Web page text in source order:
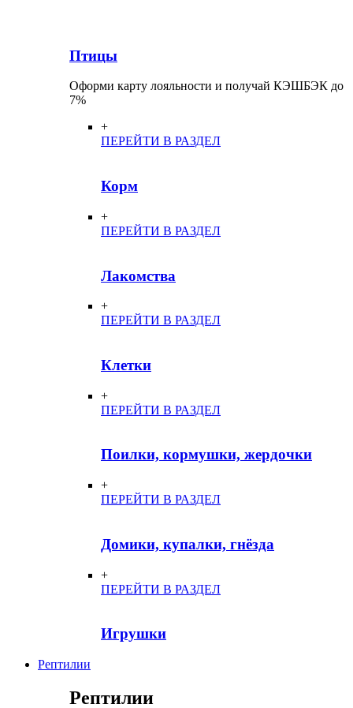
Птицы
Оформи карту лояльности и получай КЭШБЭК до
7%
+
ПЕРЕЙТИ В РАЗДЕЛ
Корм
+
ПЕРЕЙТИ В РАЗДЕЛ
Лакомства
+
ПЕРЕЙТИ В РАЗДЕЛ
Клетки
+
ПЕРЕЙТИ В РАЗДЕЛ
Поилки, кормушки, жердочки
+
ПЕРЕЙТИ В РАЗДЕЛ
Домики, купалки, гнёзда
+
ПЕРЕЙТИ В РАЗДЕЛ
Игрушки
Рептилии
Рептилии